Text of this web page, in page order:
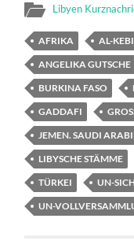
Libyen
AFRIKA AL-
ANGELIKA GUTSCHE
BURKINA FASO
GADDAFI
JEMEN. SAUDI
LIBYSCHE STÄMME
TÜRKEI
UN-
UN-